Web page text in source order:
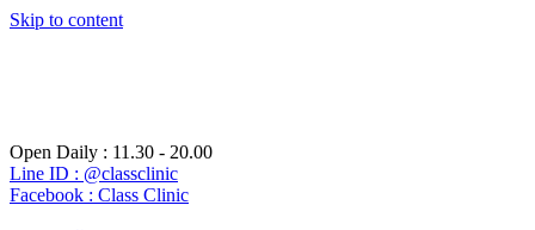
Skip to content
Open Daily : 11.30 - 20.00
Line ID : @classclinic​
Facebook : Class Clinic